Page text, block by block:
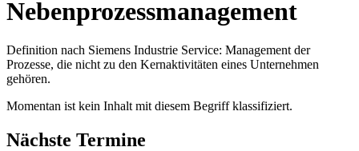
Nebenprozessmanagement
Definition nach Siemens Industrie Service: Management der
Prozesse, die nicht zu den Kernaktivitäten eines Unternehmen
gehören.
Momentan ist kein Inhalt mit diesem Begriff klassifiziert.
Nächste Termine